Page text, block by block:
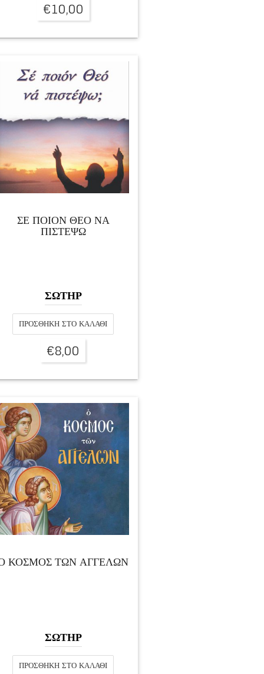
€10,00
ΣΕ ΠΟΙΟΝ ΘΕΟ ΝΑ
ΠΙΣΤΕΨΩ
ΣΩΤΗΡ
ΠΡΟΣΘΉΚΗ ΣΤΟ ΚΑΛΆΘΙ
€8,00
ΚΟΣΜΟΣ ΤΩΝ ΑΓΓΕΛΩΝ
ΣΩΤΗΡ
ΠΡΟΣΘΉΚΗ ΣΤΟ ΚΑΛΆΘΙ